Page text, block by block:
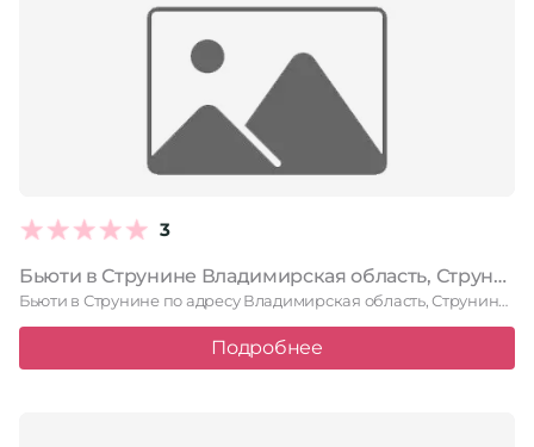
3
Бьюти в Струнине Владимирская область, Струнино, улица Лермонтова, 5
Бьюти в Струнине по адресу Владимирская область, Струнино, улица Лермонтова, …
Подробнее